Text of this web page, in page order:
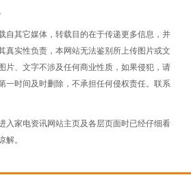
自其它媒体，转载目的在于传递更多信息，并
真实性负责，本网站无法鉴别所上传图片或文
片、文字不涉及任何商业性质，如果侵犯，请
一时间及时删除，不承担任何侵权责任。联系
入家电资讯网站主页及各层页面时已经仔细看
解。